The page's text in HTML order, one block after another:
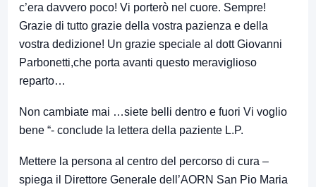
c’era davvero poco! Vi porterò nel cuore. Sempre!
Grazie di tutto grazie della vostra pazienza e della
vostra dedizione! Un grazie speciale al dott Giovanni
Parbonetti,che porta avanti questo meraviglioso
reparto…
Non cambiate mai …siete belli dentro e fuori Vi voglio
bene “- conclude la lettera della paziente L.P.
Mettere la persona al centro del percorso di cura –
spiega il Direttore Generale dell’AORN San Pio Maria